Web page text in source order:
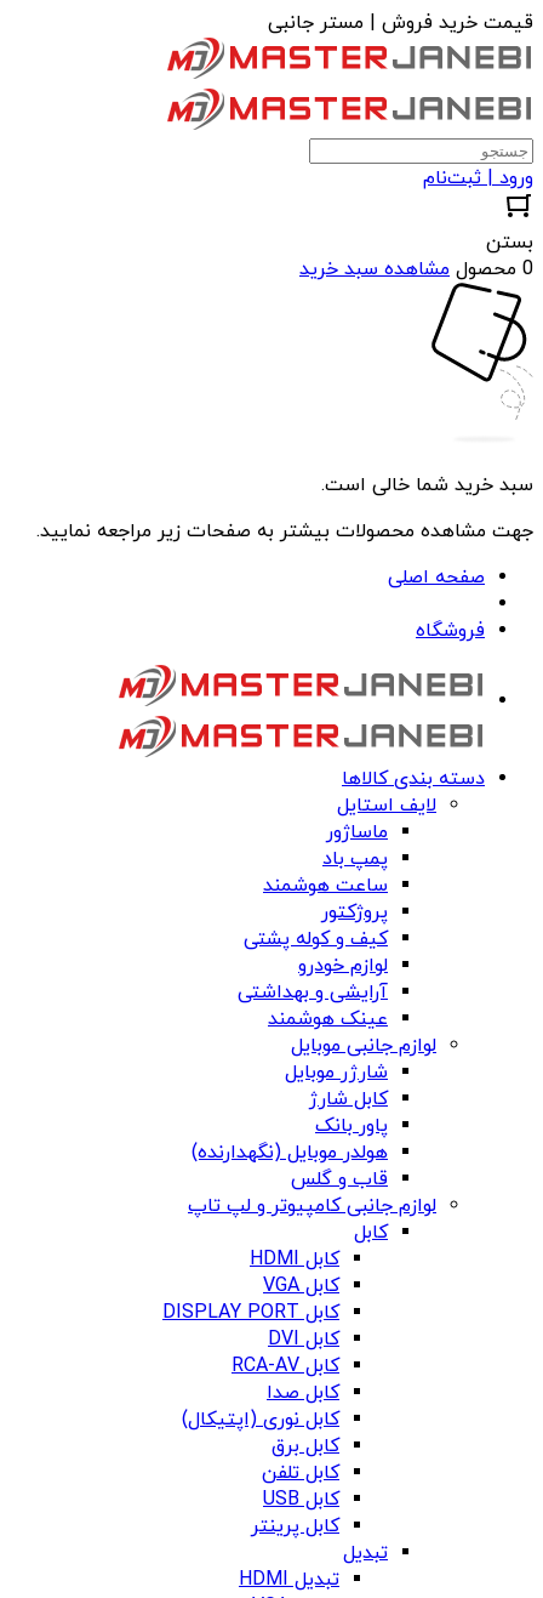
قیمت خرید فروش | مستر جانبی
ورود | ثبت‌نام
بستن
0 محصول
مشاهده سبد خرید
سبد خرید شما خالی است.
جهت مشاهده محصولات بیشتر به صفحات زیر مراجعه نمایید.
صفحه اصلی
فروشگاه
دسته بندی کالاها
لایف استایل
ماساژور
پمپ باد
ساعت هوشمند
پروژکتور
کیف و کوله پشتی
لوازم خودرو
آرایشی و بهداشتی
عینک هوشمند
لوازم جانبی موبایل
شارژر موبایل
کابل شارژ
پاور بانک
هولدر موبایل (نگهدارنده)
قاب و گلس
لوازم جانبی کامپیوتر و لپ تاپ
کابل
کابل HDMI
کابل VGA
کابل DISPLAY PORT
کابل DVI
کابل RCA-AV
کابل صدا
کابل نوری (اپتیکال)
کابل برق
کابل تلفن
کابل USB
کابل پرینتر
تبدیل
تبدیل HDMI